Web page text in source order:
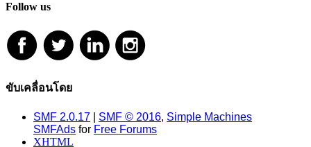
Follow us
ขับเคลื่อนโดย
SMF 2.0.17 SMF © 2016, Simple Machines
SMFAds for Free Forums
XHTML